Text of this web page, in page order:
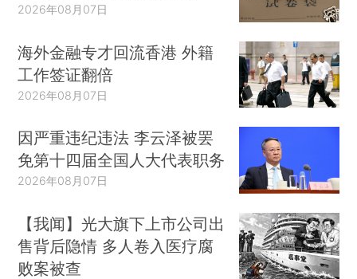
2026年08月07日
海外金融专才回流香港 外籍
工作签证翻倍
2026年08月07日
因严重违纪违法 李云泽被罢
免第十四届全国人大代表职务
2026年08月07日
【我闻】光大旗下上市公司出
售背后隐情 多人卷入医疗腐
败案被查